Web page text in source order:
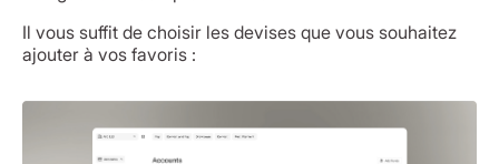
Il vous suffit de choisir les devises que vous souhaitez
ajouter à vos favoris :